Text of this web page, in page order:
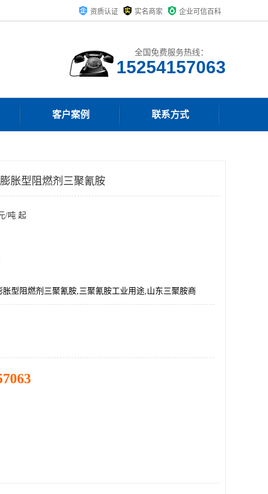
资质认证 实名商家 企业可信百科
全国免费服务热线：
15254157063
客户案例 联系方式
胀型阻燃剂三聚氰胺
/吨 起
胀型阻燃剂三聚氰胺,三聚氰胺工业用途,山东三聚胺商